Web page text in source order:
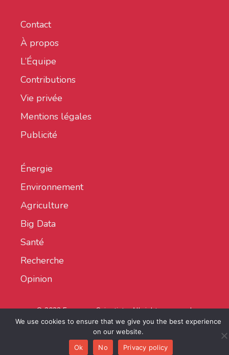
Contact
À propos
L’Équipe
Contributions
Vie privée
Mentions légales
Publicité
Énergie
Environnement
Agriculture
Big Data
Santé
Recherche
Opinion
© 2022 European Scientist - All rights reserved.
We use cookies to ensure that we give you the best experience
on our website.
Ok
No Privacy policy